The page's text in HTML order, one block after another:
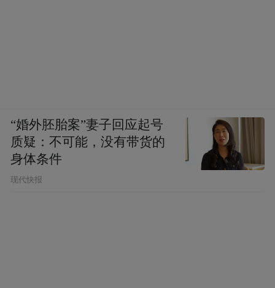
“婚外胚胎案”妻子回应起号
质疑：不可能，没有带货的
身体条件
现代快报